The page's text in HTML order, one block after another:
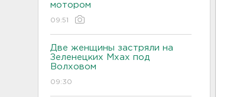
мотором
09:51
Две женщины застряли на
Зеленецких Мхах под
Волховом
09:30